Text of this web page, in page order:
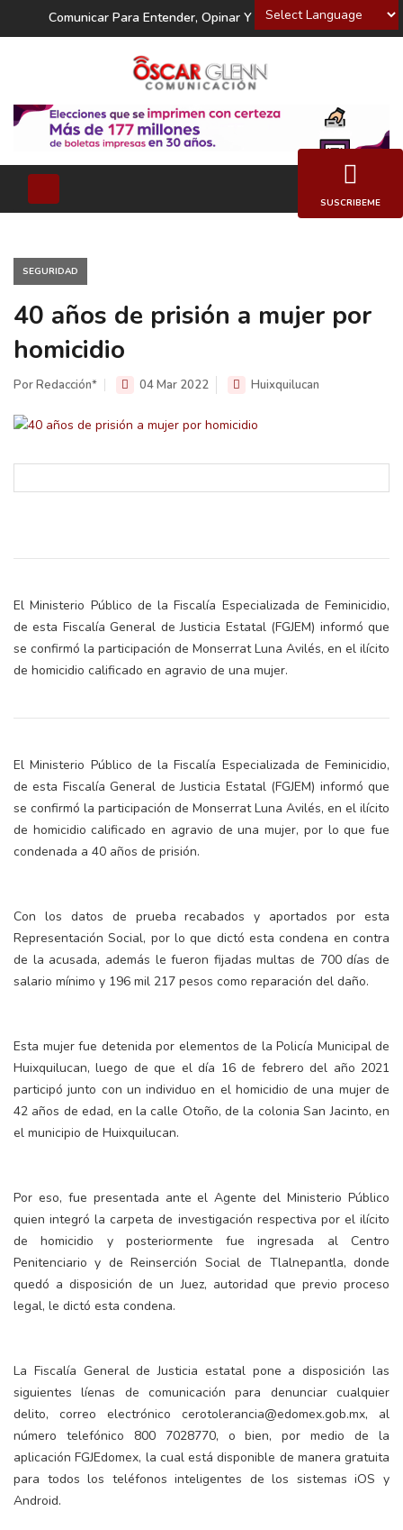
Powered by
Comunicar Para Entender, Opinar Y Decidir
SEGURIDAD
40 años de prisión a mujer por
homicidio
Por Redacción* 04 Mar 2022 Huixquilucan
El Ministerio Público de la Fiscalía Especializada de Feminicidio,
de esta Fiscalía General de Justicia Estatal (FGJEM) informó que
se confirmó la participación de Monserrat Luna Avilés, en el ilícito
de homicidio calificado en agravio de una mujer.
El Ministerio Público de la Fiscalía Especializada de Feminicidio,
de esta Fiscalía General de Justicia Estatal (FGJEM) informó que
se confirmó la participación de Monserrat Luna Avilés, en el ilícito
de homicidio calificado en agravio de una mujer, por lo que fue
condenada a 40 años de prisión.
Con los datos de prueba recabados y aportados por esta
Representación Social, por lo que dictó esta condena en contra
de la acusada, además le fueron fijadas multas de 700 días de
salario mínimo y 196 mil 217 pesos como reparación del daño.
Esta mujer fue detenida por elementos de la Policía Municipal de
Huixquilucan, luego de que el día 16 de febrero del año 2021
participó junto con un individuo en el homicidio de una mujer de
42 años de edad, en la calle Otoño, de la colonia San Jacinto, en
el municipio de Huixquilucan.
Por eso, fue presentada ante el Agente del Ministerio Público
quien integró la carpeta de investigación respectiva por el ilícito
de homicidio y posteriormente fue ingresada al Centro
Penitenciario y de Reinserción Social de Tlalnepantla, donde
quedó a disposición de un Juez, autoridad que previo proceso
legal, le dictó esta condena.
La Fiscalía General de Justicia estatal pone a disposición las
siguientes líenas de comunicación para denunciar cualquier
delito, correo electrónico cerotolerancia@edomex.gob.mx, al
número telefónico 800 7028770, o bien, por medio de la
aplicación FGJEdomex, la cual está disponible de manera gratuita
para todos los teléfonos inteligentes de los sistemas iOS y
Android.
SUSCRIBEME